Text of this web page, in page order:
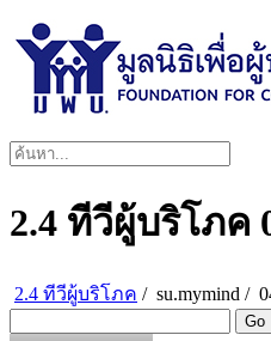
2.4 ทีวีผู้บริโภค
2.4 ทีวีผู้บริโภค / su.mymind /
Go